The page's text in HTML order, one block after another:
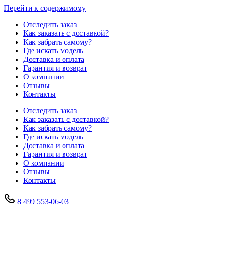
Перейти к содержимому
Отследить заказ
Как заказать с доставкой?
Как забрать самому?
Где искать модель
Доставка и оплата
Гарантия и возврат
О компании
Отзывы
Контакты
Отследить заказ
Как заказать с доставкой?
Как забрать самому?
Где искать модель
Доставка и оплата
Гарантия и возврат
О компании
Отзывы
Контакты
8 499 553-06-03